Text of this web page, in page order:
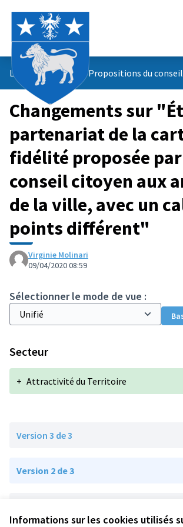
Informations sur les cookies utilisés
Le conseil citoyen Propositions du conseil
Changements sur
partenariat de la
fidélité proposée
conseil citoyen aux
de la ville, avec un
points différent"
Virginie Molinari
09/04/2020 08:59
Sélectionner le mode de vue :
Secteur
+ Attractivité du Territoire
Version 3 de 3
Version 2 de 3